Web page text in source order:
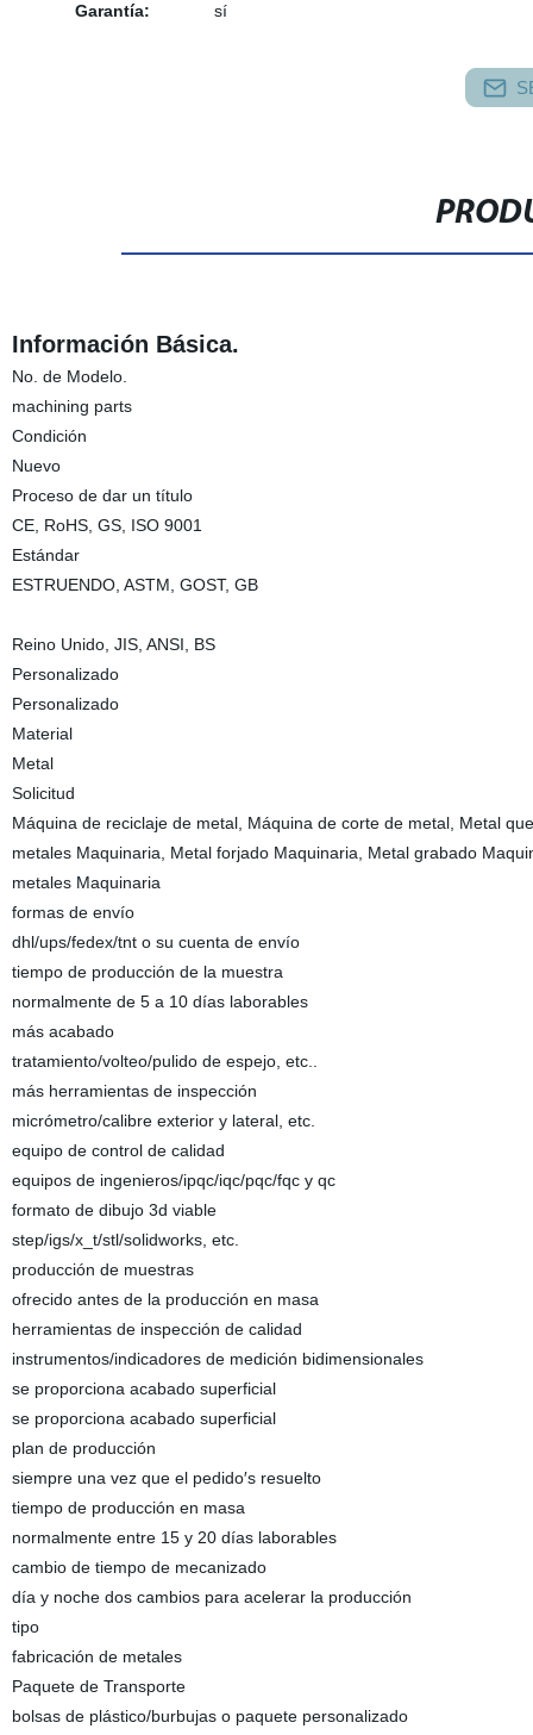
Garantía:
sí
Información Básica.
No. de Modelo.
machining parts
Condición
Nuevo
Proceso de dar un título
CE, RoHS, GS, ISO 9001
Estándar
ESTRUENDO, ASTM, GOST, GB
Reino Unido, JIS, ANSI, BS
Personalizado
Personalizado
Material
Metal
Solicitud
Máquina de reciclaje de metal, Máquina de corte de metal, Metal
metales Maquinaria, Metal forjado Maquinaria, Metal grabado
metales Maquinaria
formas de envío
dhl/ups/fedex/tnt o su cuenta de envío
tiempo de producción de la muestra
normalmente de 5 a 10 días laborables
más acabado
tratamiento/volteo/pulido de espejo, etc..
más herramientas de inspección
micrómetro/calibre exterior y lateral, etc.
equipo de control de calidad
equipos de ingenieros/ipqc/iqc/pqc/fqc y qc
formato de dibujo 3d viable
step/igs/x_t/stl/solidworks, etc.
producción de muestras
ofrecido antes de la producción en masa
herramientas de inspección de calidad
instrumentos/indicadores de medición bidimensionales
se proporciona acabado superficial
se proporciona acabado superficial
plan de producción
siempre una vez que el pedido′s resuelto
tiempo de producción en masa
normalmente entre 15 y 20 días laborables
cambio de tiempo de mecanizado
día y noche dos cambios para acelerar la producción
tipo
fabricación de metales
Paquete de Transporte
bolsas de plástico/burbujas o paquete personalizado